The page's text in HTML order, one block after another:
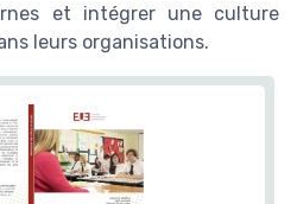
et intégrer une culture
leurs organisations.